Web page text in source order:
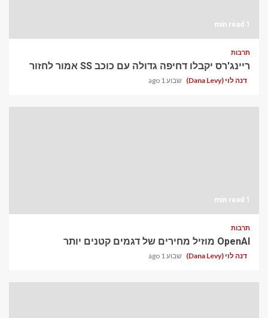
1 min read
תרבות
ריינג'רס יקבלו דחיפה גדולה עם כוכב SS אמור לחזור
דנה לוי (Dana Levy) שבוע 1 ago
1 min read
תרבות
OpenAI מוזיל מחירים של דגמים קטנים יותר
דנה לוי (Dana Levy) שבוע 1 ago